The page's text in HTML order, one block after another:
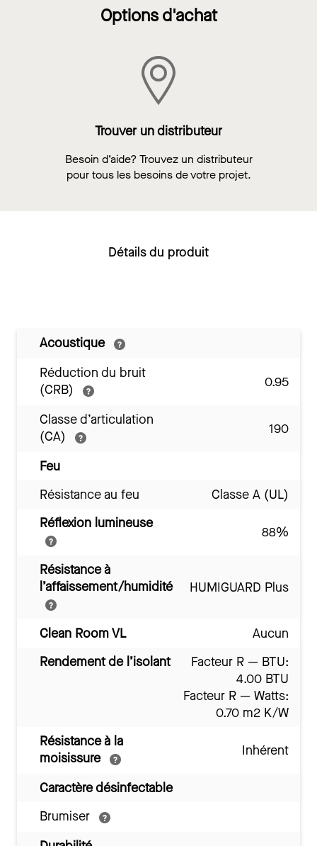
Options d'achat
Trouver un distributeur
Besoin d’aide? Trouvez un distributeur
pour tous les besoins de votre projet.
Détails du produit
Acoustique
Réduction du bruit
(CRB)
0.95
Classe d’articulation
(CA)
190
Feu
Résistance au feu
Classe A (UL)
Réflexion lumineuse
88%
Résistance à
l’affaissement/humidité
HUMIGUARD Plus
Clean Room VL
Aucun
Rendement de l’isolant
Facteur R — BTU:
4.00 BTU
Facteur R — Watts:
0.70 m2 K/W
Résistance à la
moisissure
Inhérent
Caractère désinfectable
Brumiser